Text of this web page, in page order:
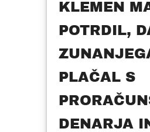
KLEMEN
POTRDIL,
PLAČAL S
DENARJA